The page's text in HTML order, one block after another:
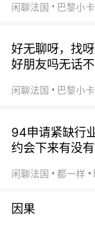
闲聊法国
好无聊呀，找
好朋友吗无话不
闲聊法国
94申请紧缺行
约会下来有没
闲聊法国 都一样
因果